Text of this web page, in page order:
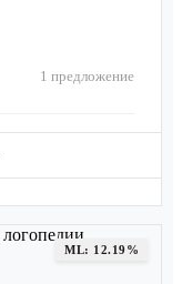
1 предложение
ML: 12.19%